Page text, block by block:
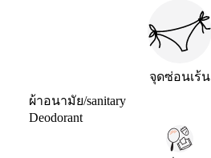
จุดซ่อนเร้น
ผ้าอนามัย/sanitary
Deodorant